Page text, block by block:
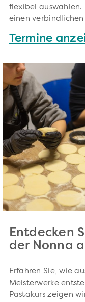
flexibel auswählen.
einen verbindlichen
Termine
Entdecken
der Nonna
Erfahren Sie, wie
Meisterwerke
Pastakurs zeigen